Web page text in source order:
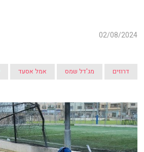
02/08/2024
דרוזים מג'דל שמס אמל אסעד